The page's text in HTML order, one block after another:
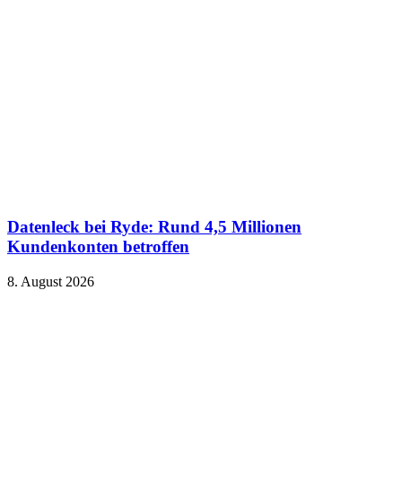
Datenleck bei Ryde: Rund 4,5 Millionen
Kundenkonten betroffen
8. August 2026